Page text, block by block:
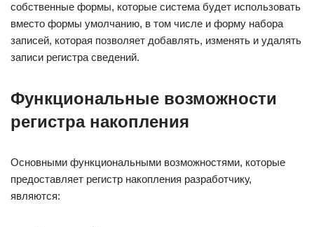
собственные формы, которые система будет использовать
вместо формы умолчанию, в том числе и форму набора
записей, которая позволяет добавлять, изменять и удалять
записи регистра сведений.
Функциональные возможности
регистра накопления
Основными функциональными возможностями, которые
предоставляет регистр накопления разработчику,
являются: